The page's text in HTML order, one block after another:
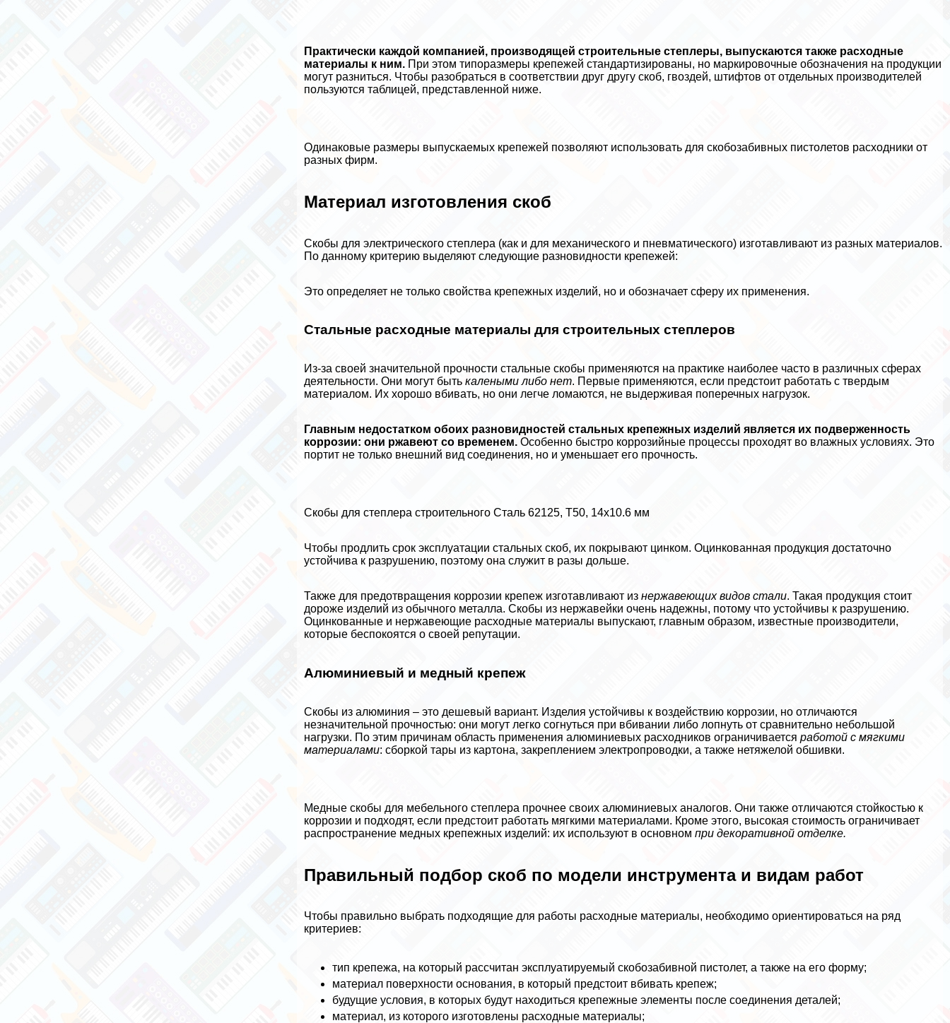
Пpaктически каждой компанией, производящей строительные степлеры, выпускаются также расходные
материалы к ним. При этом типоразмеры крепежей стандартизированы, но маркировочные обозначения на продукции
могут разниться. Чтобы разобраться в соответствии друг другу скоб, гвоздей, штифтов от отдельных производителей
пользуются таблицей, представленной ниже.
Одинаковые размеры выпускаемых крепежей позволяют использовать для скобозабивных пистолетов расходники от
разных фирм.
Материал изготовления скоб
Скобы для электрического степлера (как и для механического и пневматического) изготавливают из разных материалов.
По данному критерию выделяют следующие разновидности крепежей:
Это определяет не только свойства крепежных изделий, но и обозначает сферу их применения.
Стальные расходные материалы для строительных степлеров
Из-за своей значительной прочности стальные скобы применяются на пpaктике наиболее часто в различных сферах
деятельности. Они могут бытькалеными либо нет. Первые применяются, если предстоит работать с твердым
материалом. Их хорошо вбивать, но они легче ломаются, не выдерживая поперечных нагрузок.
Главным недостатком обоих разновидностей стальных крепежных изделий является их подверженность
коррозии: они ржавеют со временем. Особенно быстро коррозийные процессы проходят во влажных условиях. Это
портит не только внешний вид соединения, но и уменьшает его прочность.
Скобы для степлера строительного Сталь 62125, Т50, 14х10.6 мм
Чтобы продлить срок эксплуатации стальных скоб, их покрывают цинком. Оцинкованная продукция достаточно
устойчива к разрушению, поэтому она служит в разы дольше.
Также для предотвращения коррозии крепеж изготавливают изнержавеющих видов стали. Такая продукция стоит
дороже изделий из обычного металла. Скобы из нержавейки очень надежны, потому что устойчивы к разрушению.
Оцинкованные и нержавеющие расходные материалы выпускают, главным образом, известные производители,
которые беспокоятся о своей репутации.
Алюминиевый и медный крепеж
Скобы из алюминия – это дешевый вариант. Изделия устойчивы к воздействию коррозии, но отличаются
незначительной прочностью: они могут легко согнуться при вбивании либо лопнуть от сравнительно небольшой
нагрузки. По этим причинам область применения алюминиевых расходников ограничиваетсяработой с мягкими
материалами: сборкой тары из картона, закреплением электропроводки, а также нетяжелой обшивки.
Медные скобы для мебельного степлера прочнее своих алюминиевых аналогов. Они также отличаются стойкостью к
коррозии и подходят, если предстоит работать мягкими материалами. Кроме этого, высокая стоимость ограничивает
распространение медных крепежных изделий: их используют в основномпри декоративной отделке.
Правильный подбор скоб по модели инструмента и видам работ
Чтобы правильно выбрать подходящие для работы расходные материалы, необходимо ориентироваться на ряд
критериев:
тип крепежа, на который рассчитан эксплуатируемый скобозабивной пистолет, а также на его форму;
материал поверхности основания, в который предстоит вбивать крепеж;
будущие условия, в которых будут находиться крепежные элементы после соединения деталей;
материал, из которого изготовлены расходные материалы;